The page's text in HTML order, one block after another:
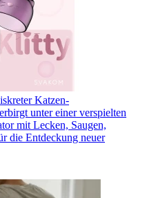
Katzen-
unter einer verspielten
mit Lecken, Saugen,
die Entdeckung neuer